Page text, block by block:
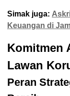
Simak juga:
Keuangan di
Komitmen
Lawan
Peran